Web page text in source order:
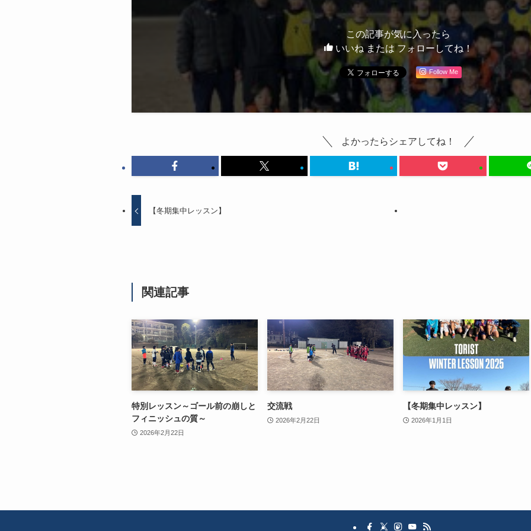
この記事が気に入ったら
いいね または フォローしてね！
Follow Me
よかったらシェアしてね！
【冬期集中レッスン】
関連記事
特別レッスン～ゴール前の崩しと
フィニッシュの質～
2026年2月22日
交流戦
2026年2月22日
【冬期集中レッスン】
2026年1月1日